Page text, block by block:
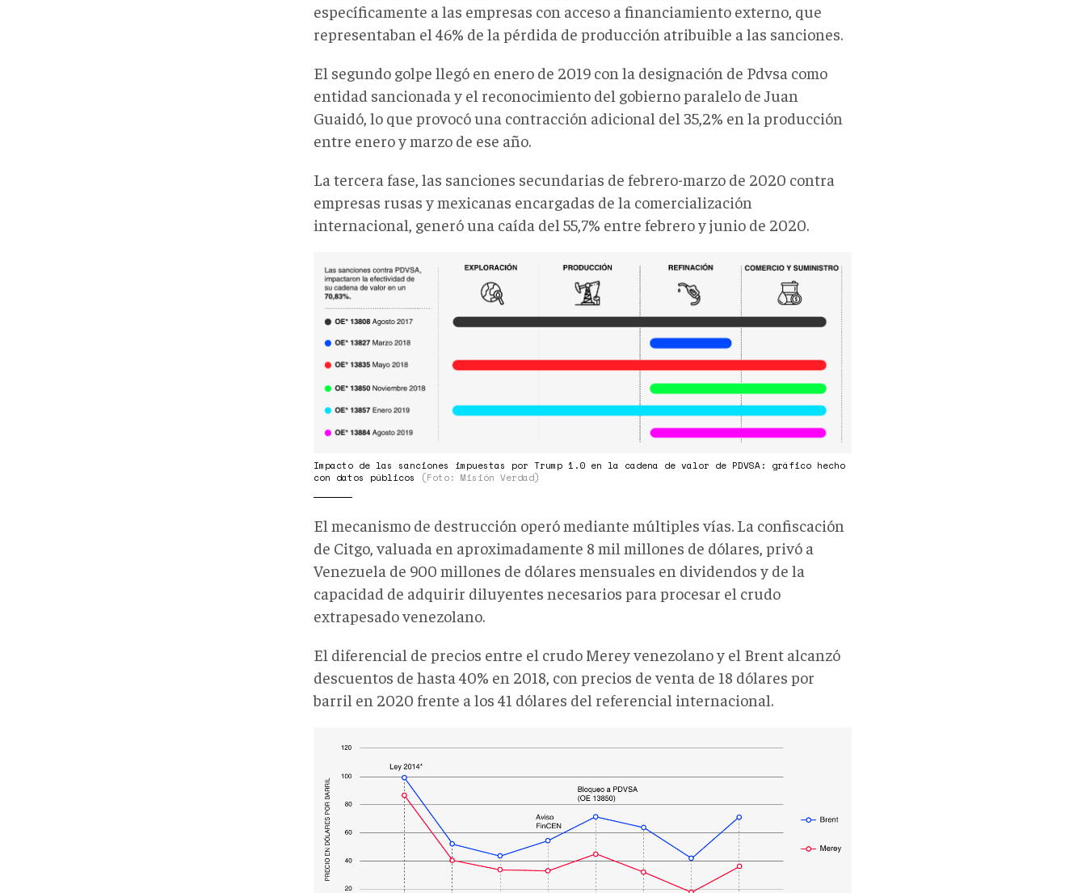
específicamente a las empresas con acceso a financiamiento externo, que
representaban el 46% de la pérdida de producción atribuible a las sanciones.
El segundo golpe llegó en enero de 2019 con la designación de Pdvsa como
entidad sancionada y el reconocimiento del gobierno paralelo de Juan
Guaidó, lo que provocó una contracción adicional del 35,2% en la producción
entre enero y marzo de ese año.
La tercera fase, las sanciones secundarias de febrero-marzo de 2020 contra
empresas rusas y mexicanas encargadas de la comercialización
internacional, generó una caída del 55,7% entre febrero y junio de 2020.
IMPACTO
DE
LAS
SANCIONES
EN
LA
CADENA
DE
VALOR
DE
PDVSA.png
Impacto de las sanciones impuestas por Trump 1.0 en la cadena de valor de PDVSA: gráfico hecho
con datos públicos
(Foto: Misión Verdad)
El mecanismo de destrucción operó mediante múltiples vías. La confiscación
de Citgo, valuada en aproximadamente 8 mil millones de dólares, privó a
Venezuela de 900 millones de dólares mensuales en dividendos y de la
capacidad de adquirir diluyentes necesarios para procesar el crudo
extrapesado venezolano.
El diferencial de precios entre el crudo Merey venezolano y el Brent alcanzó
descuentos de hasta 40% en 2018, con precios de venta de 18 dólares por
barril en 2020 frente a los 41 dólares del referencial internacional.
DIFERENCIAL
ESTIMADO
ENTRE
LOS
MARCADORES
DE
CRUDO